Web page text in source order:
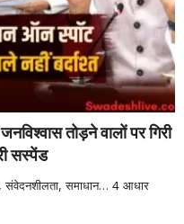
तोड़ने वालों पर गिरी
सस्पेंड
समाधान… 4 आधार